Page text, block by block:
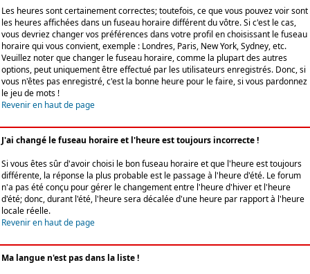
Les heures sont certainement correctes; toutefois, ce que vous pouvez voir sont
les heures affichées dans un fuseau horaire différent du vôtre. Si c'est le cas,
vous devriez changer vos préférences dans votre profil en choisissant le fuseau
horaire qui vous convient, exemple : Londres, Paris, New York, Sydney, etc.
Veuillez noter que changer le fuseau horaire, comme la plupart des autres
options, peut uniquement être effectué par les utilisateurs enregistrés. Donc, si
vous n'êtes pas enregistré, c'est la bonne heure pour le faire, si vous pardonnez
le jeu de mots !
Revenir en haut de page
J'ai changé le fuseau horaire et l'heure est toujours incorrecte !
Si vous êtes sûr d'avoir choisi le bon fuseau horaire et que l'heure est toujours
différente, la réponse la plus probable est le passage à l'heure d'été. Le forum
n'a pas été conçu pour gérer le changement entre l'heure d'hiver et l'heure
d'été; donc, durant l'été, l'heure sera décalée d'une heure par rapport à l'heure
locale réelle.
Revenir en haut de page
Ma langue n'est pas dans la liste !